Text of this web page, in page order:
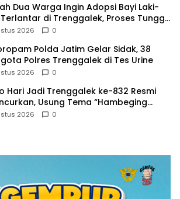
Dua Warga Ingin Adopsi Bayi Laki-
di Trenggalek, Proses Tunggu
Penyelidikan
2026 0
Polda Jatim Gelar Sidak, 38
Polres Trenggalek di Tes Urine
2026 0
Hari Jadi Trenggalek ke-832 Resmi
Usung Tema “Hambeging
Gaungkan Harmoni dengan Alam
2026 0